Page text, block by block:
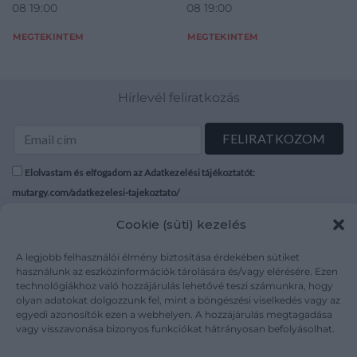
Cookie (süti) kezelés
A legjobb felhasználói élmény biztosítása érdekében sütiket
használunk az eszközinformációk tárolására és/vagy elérésére. Ezen
technológiákhoz való hozzájárulás lehetővé teszi számunkra, hogy
olyan adatokat dolgozzunk fel, mint a böngészési viselkedés vagy az
egyedi azonosítók ezen a webhelyen. A hozzájárulás megtagadása
vagy visszavonása bizonyos funkciókat hátrányosan befolyásolhat.
tokszám: 46992, bruttó 54,0
08 19:00
MEGTEKINTEM
08 19:00
MEGTEKINTEM
Hírlevél feliratkozás
Elolvastam és elfogadom az Adatkezelési tájékoztatót:
mutargy.com/adatkezelesi-tajekoztato/
Médiaajánlat
Karrier
Kapcsolat
Áraink
ÁSZF
Adatvédelem
Impresszum